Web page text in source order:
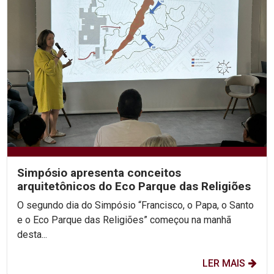
Simpósio apresenta conceitos
arquitetônicos do Eco Parque das Religiões
O segundo dia do Simpósio “Francisco, o Papa, o Santo
e o Eco Parque das Religiões” começou na manhã
desta...
LER MAIS